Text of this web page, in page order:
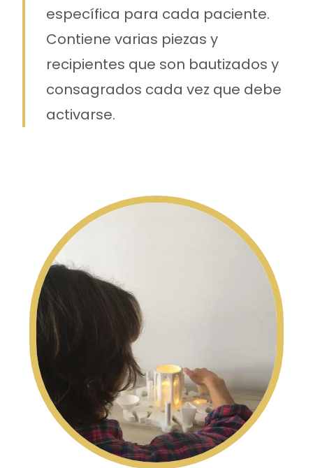
específica para cada paciente.
Contiene varias piezas y
recipientes que son bautizados y
consagrados cada vez que debe
activarse.